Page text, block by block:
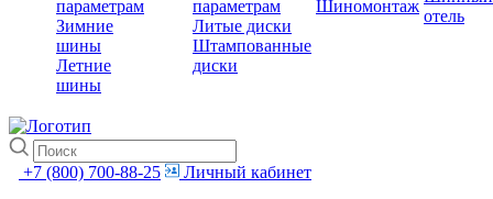
параметрам
Зимние
шины
Летние
шины
параметрам
Литые диски
Штампованные
диски
Шиномонтаж
отель
+7 (800) 700-88-25
Личный кабинет